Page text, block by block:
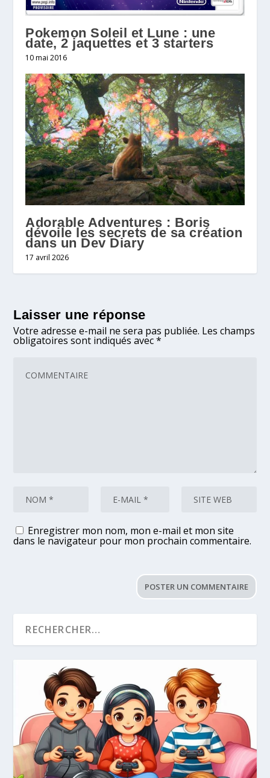
Pokemon Soleil et Lune : une
date, 2 jaquettes et 3 starters
10 mai 2016
Adorable Adventures : Boris
dévoile les secrets de sa création
dans un Dev Diary
17 avril 2026
Laisser une réponse
Votre adresse e-mail ne sera pas publiée. Les champs
obligatoires sont indiqués avec*
Enregistrer mon nom, mon e-mail et mon site
dans le navigateur pour mon prochain commentaire.